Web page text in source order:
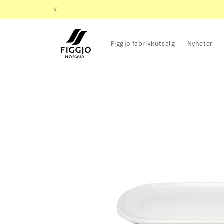
innholdet
Figgjo fabrikkutsalg Nyheter